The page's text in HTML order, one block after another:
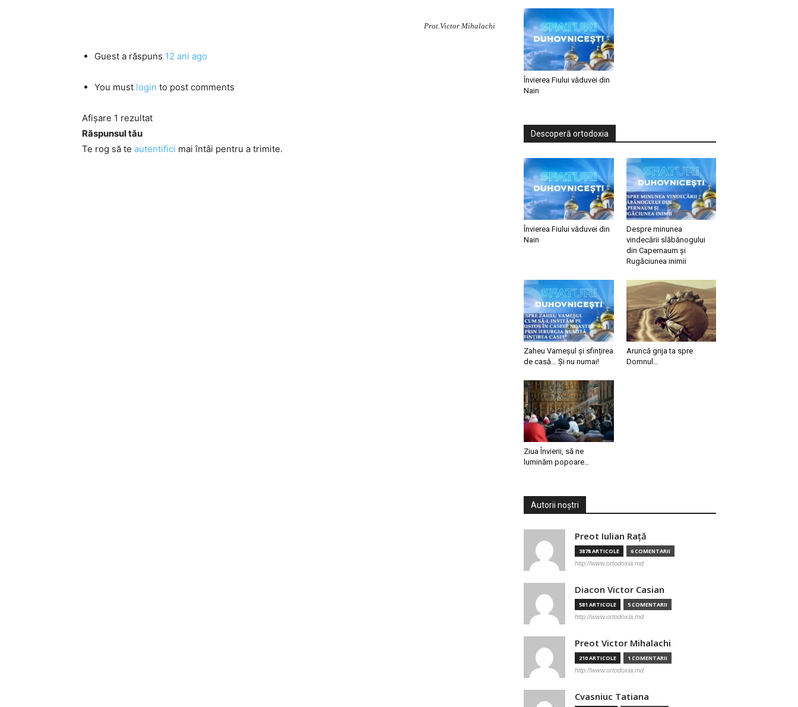
Prot.Victor Mihalachi
Guest a răspuns 12 ani ago
You must login to post comments
Afișare 1 rezultat
Răspunsul tău
Te rog să te autentifici mai întâi pentru a trimite.
Învierea Fiului văduvei din
Nain
Descoperă ortodoxia
Învierea Fiului văduvei din
Nain
Despre minunea
vindecării slăbănogului
din Capernaum și
Rugăciunea inimii
Zaheu Vameșul și sfințirea
de casă… Și nu numai!
Aruncă grija ta spre
Domnul…
Ziua Învierii, să ne
luminăm popoare…
Autorii noștri
Preot Iulian Raţă
3878 ARTICOLE 6 COMENTARII
http://www.ortodoxia.md
Diacon Victor Casian
581 ARTICOLE 5 COMENTARII
http://www.ortodoxia.md
Preot Victor Mihalachi
210 ARTICOLE 1 COMENTARII
http://www.ortodoxia.md
Cvasniuc Tatiana